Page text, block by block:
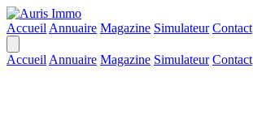
Accueil Annuaire Magazine Simulateur Contact
Accueil Annuaire Magazine Simulateur Contact